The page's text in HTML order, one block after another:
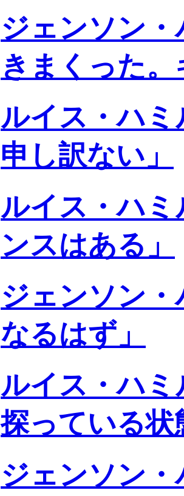
ジェンソン
きまくった
ルイス・ハ
申し訳ない」
ルイス・ハ
ンスはある」
ジェンソン
なるはず」
ルイス・ハ
探っている状
ジェンソン